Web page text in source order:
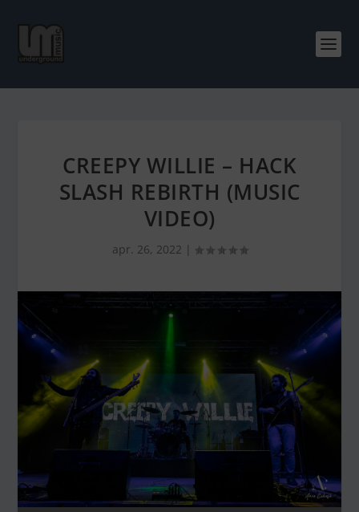
CREEPY WILLIE – HACK
SLASH REBIRTH (MUSIC
VIDEO)
apr. 26, 2022 |